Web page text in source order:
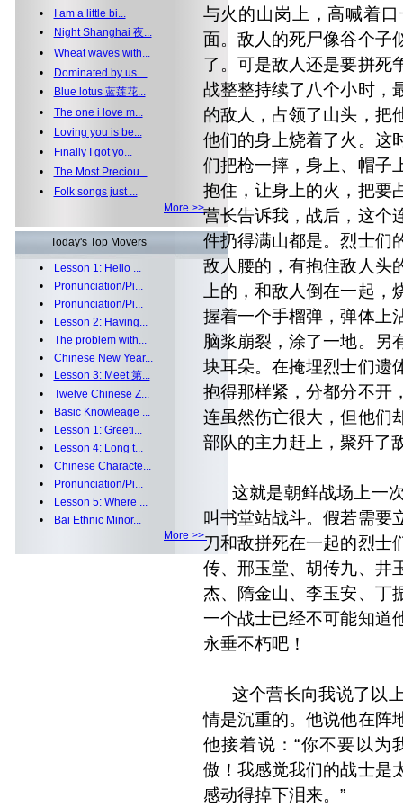
•
I am a little bi...
•
Night Shanghai 夜...
• Wheat waves with...
•
Dominated by us ...
•
Blue lotus 蓝莲花...
• The one i love m...
•
Loving you is be...
•
Finally I got yo...
• The Most Preciou...
•
Folk songs just ...
More >>
Today's Top Movers
•
Lesson 1: Hello ...
•
Pronunciation/Pi...
•
Pronunciation/Pi...
•
Lesson 2: Having...
• The problem with...
• Chinese New Year...
•
Lesson 3: Meet 第...
• Twelve Chinese Z...
•
Basic Knowleage ...
•
Lesson 1: Greeti...
•
Lesson 4: Long t...
• Chinese Characte...
•
Pronunciation/Pi...
•
Lesson 5: Where ...
•
Bai Ethnic Minor...
More >>
与火的山岗上，高喊着
面。敌人的死尸像谷个子
了。可是敌人还是要拼死
战整整持续了八个小时，
的敌人，占领了山头，把
他们的身上烧着了火。这
们把枪一摔，身上、帽子
抱住，让身上的火，把
营长告诉我，战后，这个
件扔得满山都是。烈士们
敌人腰的，有抱住敌人头
上的，和敌人倒在一起
握着一个手榴弹，弹体上
脑浆崩裂，涂了一地。另
块耳朵。在掩埋烈士们遗
抱得那样紧，分都分不
连虽然伤亡很大，但他们
部队的主力赶上，聚歼了
这就是朝鲜战场上一
叫书堂站战斗。假若需要
刀和敌拼死在一起的烈士
传、邢玉堂、胡传九、井
杰、隋金山、李玉安、丁
一个战士已经不可能知道
永垂不朽吧！
这个营长向我说了以上
情是沉重的。他说他在阵
他接着说：“你不要以为
傲！我感觉我们的战士是
感动得掉下泪来。”